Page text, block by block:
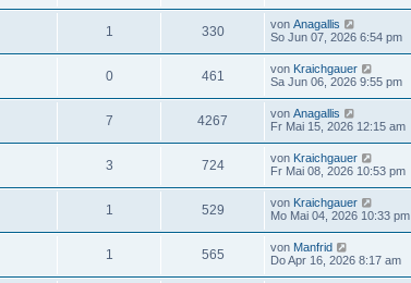
1 330 von Anagallis
So Jun 07, 2026 6:54 pm
0 461 von Kraichgauer
Sa Jun 06, 2026 9:55 pm
7 4267 von Anagallis
Fr Mai 15, 2026 12:15 am
3 724 von Kraichgauer
Fr Mai 08, 2026 10:53 pm
1 529 von Kraichgauer
Mo Mai 04, 2026 10:33 pm
1 565 von Manfrid
Do Apr 16, 2026 8:17 am